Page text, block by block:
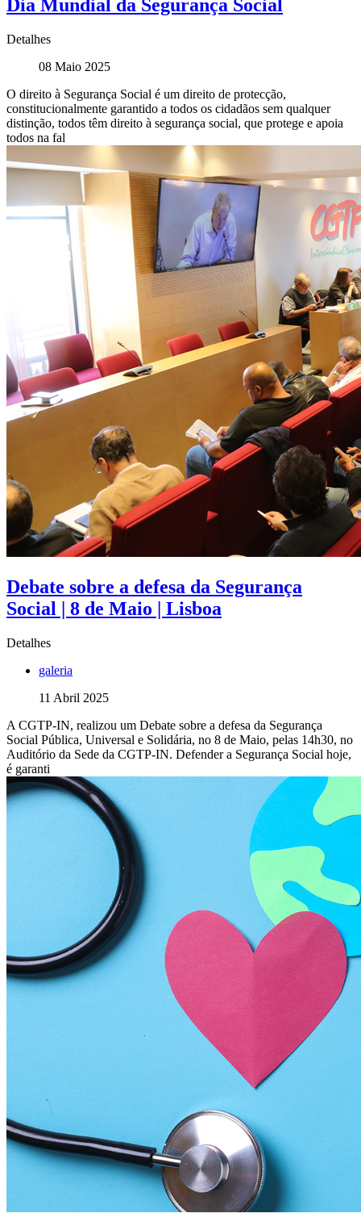
Dia Mundial da Segurança Social
Detalhes
08 Maio 2025
O direito à Segurança Social é um direito de protecção,
constitucionalmente garantido a todos os cidadãos sem qualquer
distinção, todos têm direito à segurança social, que protege e apoia
todos na fal
Debate sobre a defesa da Segurança
Social | 8 de Maio | Lisboa
Detalhes
galeria
11 Abril 2025
A CGTP-IN, realizou um Debate sobre a defesa da Segurança
Social Pública, Universal e Solidária, no 8 de Maio, pelas 14h30, no
Auditório da Sede da CGTP-IN. Defender a Segurança Social hoje,
é garanti